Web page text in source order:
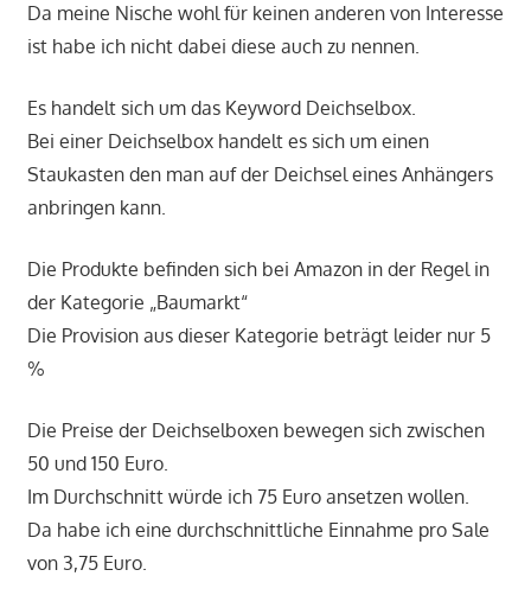
Da meine Nische wohl für keinen anderen von Interesse
ist habe ich nicht dabei diese auch zu nennen.
Es handelt sich um das Keyword Deichselbox.
Bei einer Deichselbox handelt es sich um einen
Staukasten den man auf der Deichsel eines Anhängers
anbringen kann.
Die Produkte befinden sich bei Amazon in der Regel in
der Kategorie „Baumarkt“
Die Provision aus dieser Kategorie beträgt leider nur 5
%
Die Preise der Deichselboxen bewegen sich zwischen
50 und 150 Euro.
Im Durchschnitt würde ich 75 Euro ansetzen wollen.
Da habe ich eine durchschnittliche Einnahme pro Sale
von 3,75 Euro.